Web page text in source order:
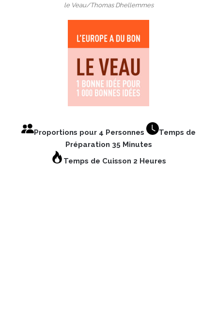
le Veau/Thomas Dhellemmes
Proportions pour 4 Personnes
Temps de
Préparation 35 Minutes
Temps de Cuisson 2 Heures